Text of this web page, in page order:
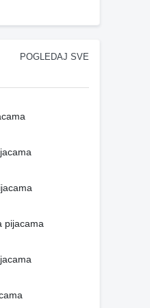
POGLEDAJ SVE
pijacama